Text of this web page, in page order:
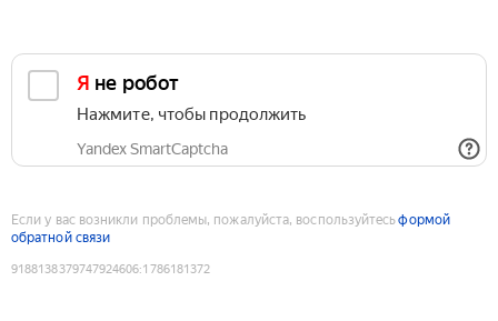
Я не робот
Нажмите, чтобы продолжить
Yandex SmartCaptcha
Если у вас возникли проблемы, пожалуйста, воспользуйтесьформой
обратной связи
9188138379747924606:1786181372